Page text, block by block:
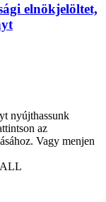
elnökjelöltet,
nyújthassunk
az
Vagy menjen